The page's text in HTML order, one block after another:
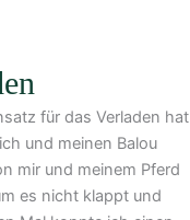
für das Verladen hat
und meinen Balou
mir und meinem Pferd
es nicht klappt und